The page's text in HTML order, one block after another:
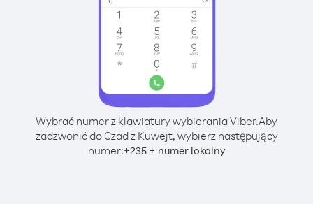
Wybrać numer z klawiatury wybierania Viber.Aby
zadzwonić do Czad z Kuwejt, wybierz następujący
numer:+235+ numer lokalny